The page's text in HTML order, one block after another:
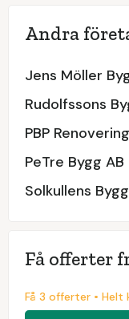
Andra
Jens Möller
Rudolfssons
PBP
PeTre Bygg AB
Solkullens
Få offerter
Få 3 offerter •